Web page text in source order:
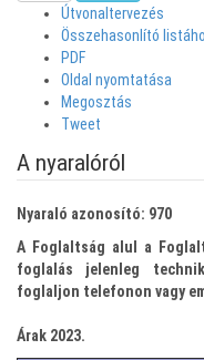
Útvonaltervezés
Összehasonlító
PDF
Oldal nyomtatása
Megosztás
Tweet
A nyaralóról
Nyaraló azonosító: 970
A Foglaltság alul a
foglalás jelenleg
foglaljon telefonon vagy
Árak 2023.